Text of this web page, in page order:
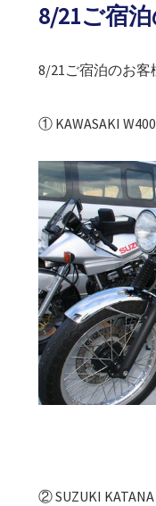
8/21ご宿
8/21ご宿泊のお客
① KAWASAKI
② SUZUKI KATANA